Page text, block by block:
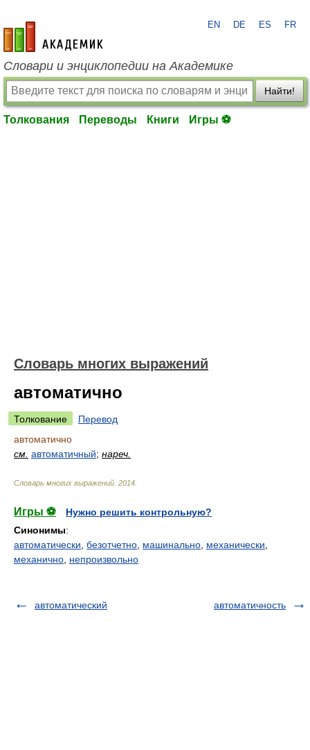
academic.ru
EN DE ES FR
Словари и энциклопедии на Академике
Найти!
Толкования Переводы Книги Игры ⚽
Словарь многих выражений
автоматично
Толкование
Перевод
автоматично
см. автоматичный; нареч.
Словарь многих выражений 2014
Игры ⚽
Нужно решить контрольную?
Синонимы:
автоматически безотчетно машинально механически
механично непроизвольно
автоматический автоматичность